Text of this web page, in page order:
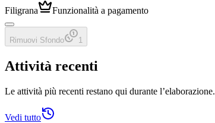
Filigrana
Funzionalità a pagamento
Rimuovi Sfondo 1
Attività recenti
Le attività più recenti restano qui durante l’elaborazione.
Vedi tutto